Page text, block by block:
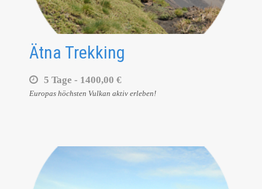
Ätna Trekking
5 Tage - 1400,00 €
Europas höchsten Vulkan aktiv erleben!